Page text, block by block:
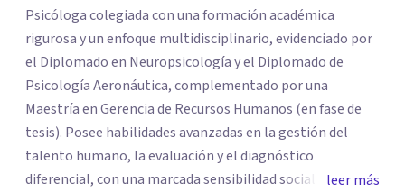
Psicóloga colegiada con una formación académica
rigurosa y un enfoque multidisciplinario, evidenciado por
el Diplomado en Neuropsicología y el Diplomado de
Psicología Aeronáutica, complementado por una
Maestría en Gerencia de Recursos Humanos (en fase de
tesis). Posee habilidades avanzadas en la gestión del
talento humano, la evaluación y el diagnóstico
diferencial, con una marcada sensibilidad social y
leer más